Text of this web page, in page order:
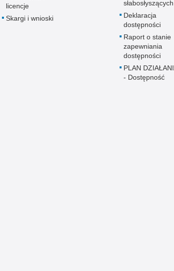
licencje
Skargi i wnioski
słabosłyszących
Deklaracja
dostępności
Raport o stanie
zapewniania
dostępności
PLAN
- Dostępność